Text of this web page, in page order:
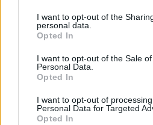
I want to opt-out of the
personal data.
Opted In
I want to opt-out of the Sale
Personal Data.
Opted In
I want to opt-out of
Personal Data for Targeted
Opted In
közül néhány már a nyitás előtt
látott, melyek az alábbiak szerint
igényeltek első ízben
Államokban - jelentette az
minisztérium. A várakozások 390